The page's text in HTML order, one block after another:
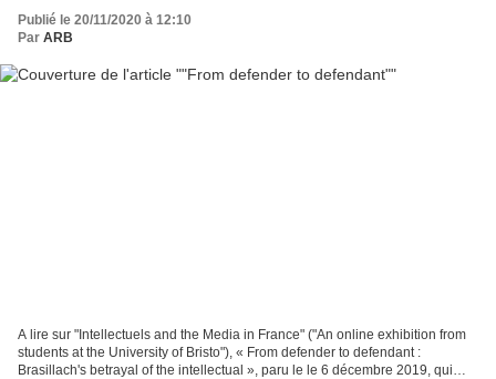
Publié le 20/11/2020 à 12:10
Par ARB
A lire sur "Intellectuels and the Media in France" ("An online exhibition from
students at the University of Bristo"), « From defender to defendant :
Brasillach's betrayal of the intellectual », paru le le 6 décembre 2019, qui